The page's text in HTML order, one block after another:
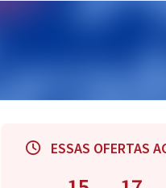
ESSAS OFERTAS